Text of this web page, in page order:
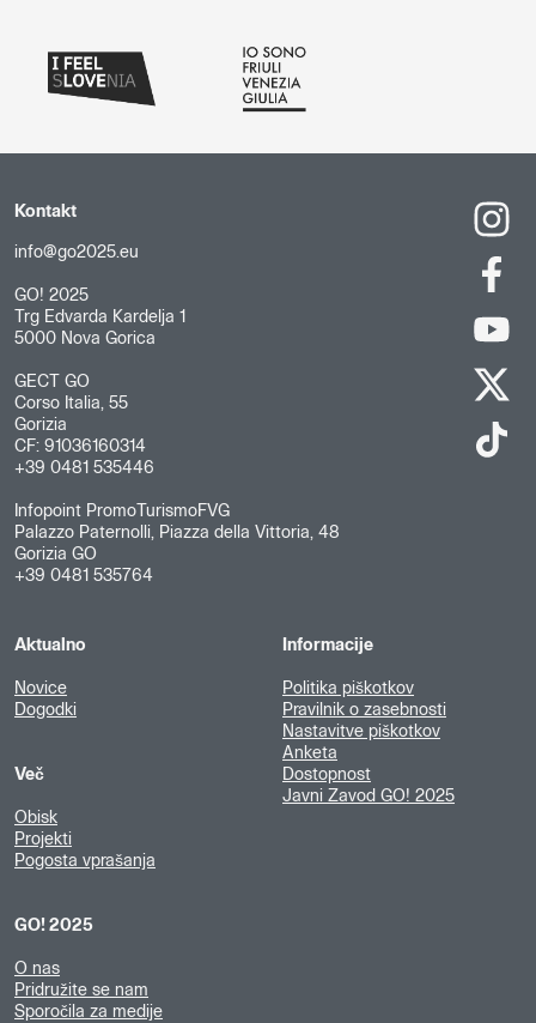
Kontakt
info@go2025.eu
GO! 2025
Trg Edvarda Kardelja 1
5000 Nova Gorica
GECT GO
Corso Italia, 55
Gorizia
CF: 91036160314
+39 0481 535446
Infopoint PromoTurismoFVG
Palazzo Paternolli, Piazza della Vittoria, 48
Gorizia GO
+39 0481 535764
Aktualno
Novice
Dogodki
Več
Obisk
Projekti
Pogosta vprašanja
GO! 2025
O nas
Pridružite se nam
Sporočila za medije
Informacije
Politika piškotkov
Pravilnik o zasebnosti
Nastavitve piškotkov
Anketa
Dostopnost
Javni Zavod GO! 2025